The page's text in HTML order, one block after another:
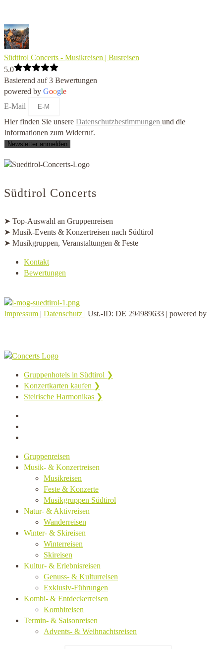
Südtirol Concerts - Musikreisen | Busreisen
5.0
Basierend auf 3 Bewertungen
powered by Google
E-Mail
Hier finden Sie unsere Datenschutzbestimmungen und die
Informationen zum Widerruf.
Newsletter anmelden
Südtirol Concerts
➤ Top-Auswahl an Gruppenreisen
➤ Musik-Events & Konzertreisen nach Südtirol
➤ Musikgruppen, Veranstaltungen & Feste
Kontakt
Bewertungen
Impressum | Datenschutz | Ust.-ID: DE 294989633 | powered by
Gruppenhotels in Südtirol ❯
Konzertkarten kaufen ❯
Steirische Harmonikas ❯
Gruppenreisen
Musik- & Konzertreisen
Musikreisen
Feste & Konzerte
Musikgruppen Südtirol
Natur- & Aktivreisen
Wanderreisen
Winter- & Skireisen
Winterreisen
Skireisen
Kultur- & Erlebnisreisen
Genuss- & Kulturreisen
Exklusiv-Führungen
Kombi- & Entdeckerreisen
Kombireisen
Termin- & Saisonreisen
Advents- & Weihnachtsreisen